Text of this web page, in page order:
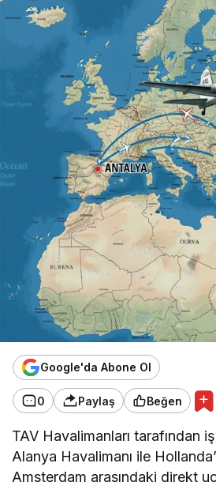
Google'da Abone Ol
0 Paylaş Beğen
TAV Havalimanları tarafından
Alanya Havalimanı ile
Amsterdam arasındaki direkt